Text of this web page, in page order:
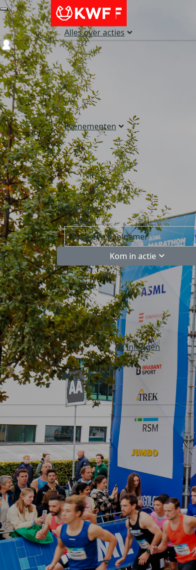
Alles over acties
Evenementen
Over ons
Contact
Kom in actie
Inloggen
NL
Login